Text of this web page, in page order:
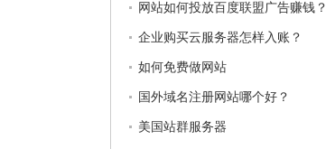
网站如何投放百度联盟广告赚钱？
企业购买云服务器怎样入账？
如何免费做网站
国外域名注册网站哪个好？
美国站群服务器